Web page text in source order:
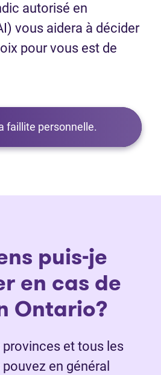
autorisé en
vous aidera à décider
pour vous est de
faillite personnelle.
puis-je
en cas de
Ontario?
et tous les
en général